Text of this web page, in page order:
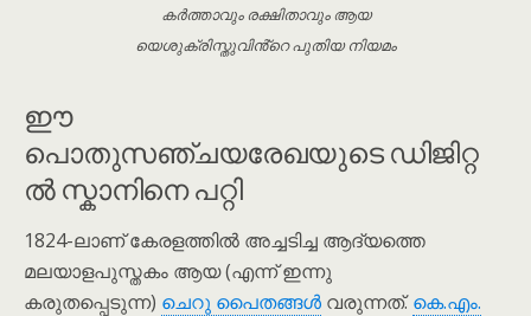
കർത്താവും രക്ഷിതാവും ആയ
യെശുക്രിസ്തുവിൻ്റെ പുതിയ നിയമം
ഈ
പൊതുസഞ്ചയരേഖയുടെ ഡിജിറ്റ
ൽ സ്കാനിനെ പറ്റി
1824-ലാണ് കേരളത്തിൽ അച്ചടിച്ച ആദ്യത്തെ
മലയാളപുസ്തകം ആയ (എന്ന് ഇന്നു
കരുതപ്പെടുന്ന) ചെറു പൈതങ്ങൾ വരുന്നത്.കെ.എം.